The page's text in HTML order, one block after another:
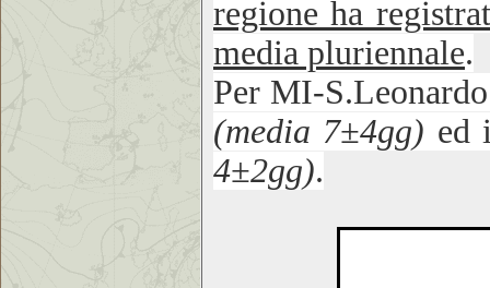
regione ha
media pluriennale.
Per MI-
(media 7±4gg)
4±2gg).